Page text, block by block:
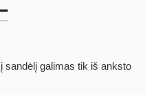
sandėlį galimas tik iš anksto